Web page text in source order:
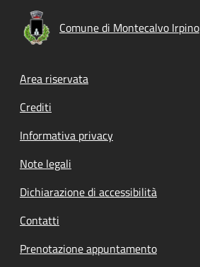
Comune di Montecalvo Irpino
Footer menu
Area riservata
Crediti
Informativa privacy
Note legali
Dichiarazione di accessibilità
Contatti
Prenotazione appuntamento